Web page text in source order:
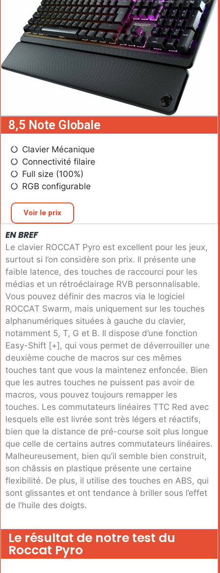
8,5 Note Globale
Clavier Mécanique
Connectivité filaire
Full size (100%)
RGB configurable
Voir le prix
EN BREF
Le clavier ROCCAT Pyro est excellent pour les jeux,
surtout si l’on considère son prix. Il présente une
faible latence, des touches de raccourci pour les
médias et un rétroéclairage RVB personnalisable.
Vous pouvez définir des macros via le logiciel
ROCCAT Swarm, mais uniquement sur les touches
alphanumériques situées à gauche du clavier,
notamment 5, T, G et B. Il dispose d’une fonction
Easy-Shift [+], qui vous permet de déverrouiller une
deuxième couche de macros sur ces mêmes
touches tant que vous la maintenez enfoncée. Bien
que les autres touches ne puissent pas avoir de
macros, vous pouvez toujours remapper les
touches. Les commutateurs linéaires TTC Red avec
lesquels elle est livrée sont très légers et réactifs,
bien que la distance de pré-course soit plus longue
que celle de certains autres commutateurs linéaires.
Malheureusement, bien qu’il semble bien construit,
son châssis en plastique présente une certaine
flexibilité. De plus, il utilise des touches en ABS, qui
sont glissantes et ont tendance à briller sous l’effet
de l’huile des doigts.
Le résultat de notre test du
Roccat Pyro